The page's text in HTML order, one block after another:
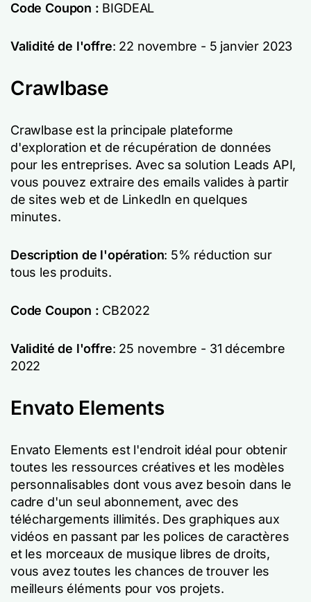
Code Coupon : BIGDEAL
Validité de l'offre: 22 novembre - 5 janvier 2023
Crawlbase
Crawlbase est la principale plateforme
d'exploration et de récupération de données
pour les entreprises. Avec sa solution Leads API,
vous pouvez extraire des emails valides à partir
de sites web et de LinkedIn en quelques
minutes.
Description de l'opération: 5% réduction sur
tous les produits.
Code Coupon : CB2022
Validité de l'offre: 25 novembre - 31 décembre
2022
Envato Elements
Envato Elements est l'endroit idéal pour obtenir
toutes les ressources créatives et les modèles
personnalisables dont vous avez besoin dans le
cadre d'un seul abonnement, avec des
téléchargements illimités. Des graphiques aux
vidéos en passant par les polices de caractères
et les morceaux de musique libres de droits,
vous avez toutes les chances de trouver les
meilleurs éléments pour vos projets.